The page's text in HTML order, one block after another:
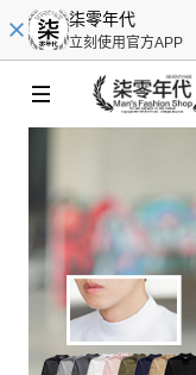
柒零年代
立刻使用官方APP